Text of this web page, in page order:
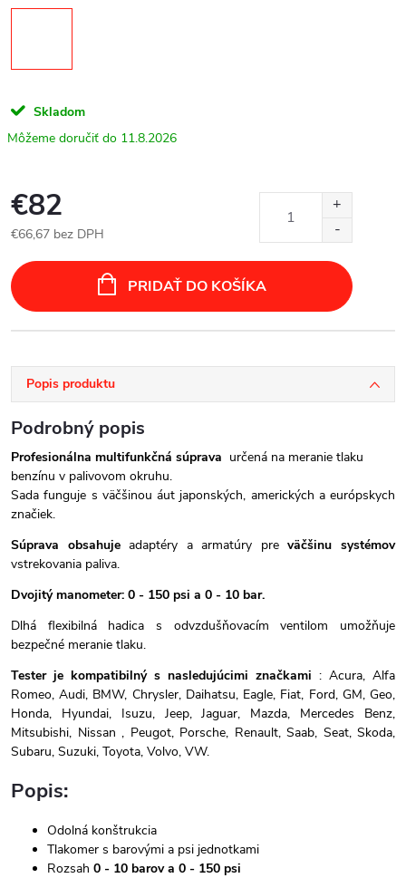
Skladom
11.8.2026
€82
€66,67 bez DPH
cena:
PRIDAŤ DO KOŠÍKA
Popis produktu
Podrobný popis
Profesionálna multifunkčná súprava určená na meranie tlaku
benzínu v palivovom okruhu.
Sada funguje s väčšinou áut japonských, amerických a európskych
značiek.
Súprava obsahujeadaptéry a armatúry preväčšinu systémov
vstrekovania paliva.
Dvojitý manometer: 0 - 150 psi a 0 - 10 bar.
Dlhá flexibilná hadica s odvzdušňovacím ventilom umožňuje
bezpečné meranie tlaku.
Tester je kompatibilný s nasledujúcimi značkami : Acura, Alfa
Romeo, Audi, BMW, Chrysler, Daihatsu, Eagle, Fiat, Ford, GM, Geo,
Honda, Hyundai, Isuzu, Jeep, Jaguar, Mazda, Mercedes Benz,
Mitsubishi, Nissan , Peugot, Porsche, Renault, Saab, Seat, Skoda,
Subaru, Suzuki, Toyota, Volvo, VW.
Popis:
Odolná konštrukcia
Tlakomer s barovými a psi jednotkami
Rozsah 0 - 10 barov a 0 - 150 psi